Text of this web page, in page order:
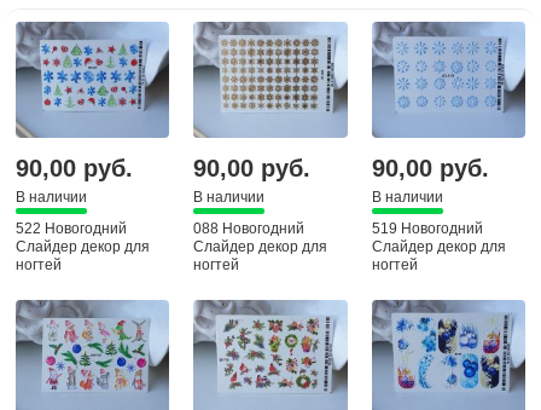
90,00 руб.
В наличии
522 Новогодний
Слайдер декор для
ногтей
90,00 руб.
В наличии
088 Новогодний
Слайдер декор для
ногтей
90,00 руб.
В наличии
519 Новогодний
Слайдер декор для
ногтей